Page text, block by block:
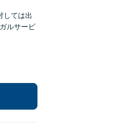
しては出
ルサービ